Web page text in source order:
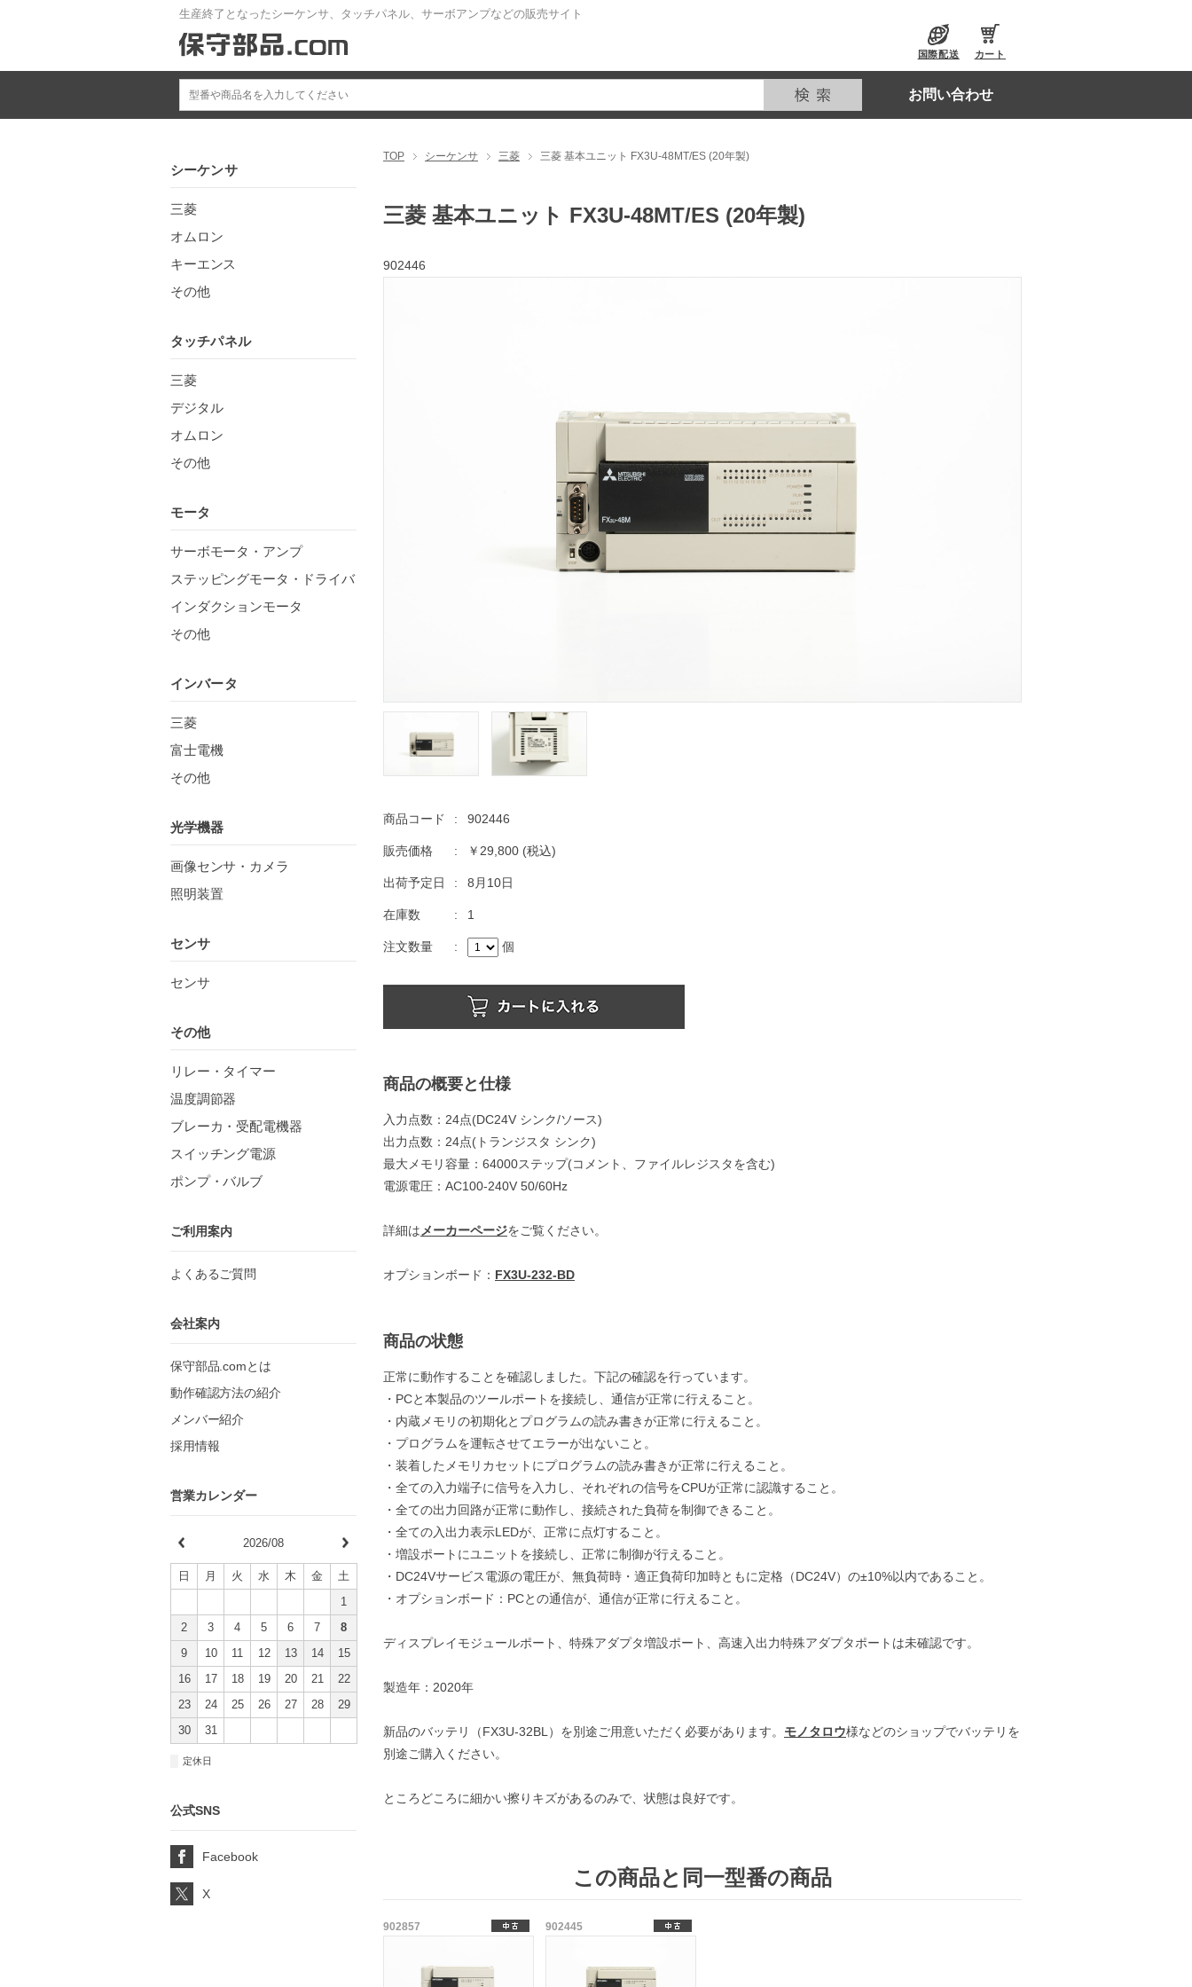
生産終了となったシーケンサ、タッチパネル、サーボアンプなどの販売サイト
国際配送 カート
お問い合わせ
TOP シーケンサ 三菱 三菱 基本ユニット FX3U-48MT/ES (20年製)
三菱 基本ユニット FX3U-48MT/ES (20年製)
902446
商品コード : 902446
販売価格 : ￥29,800 (税込)
出荷予定日 : 8月10日
在庫数 : 1
注文数量 : 個
商品の概要と仕様
入力点数：24点(DC24V シンク/ソース)
出力点数：24点(トランジスタ シンク)
最大メモリ容量：64000ステップ(コメント、ファイルレジスタを含む)
電源電圧：AC100-240V 50/60Hz
詳細は メーカーページをご覧ください。
オプションボード： FX3U-232-BD
商品の状態
正常に動作することを確認しました。下記の確認を行っています。
・PCと本製品のツールポートを接続し、通信が正常に行えること。
・内蔵メモリの初期化とプログラムの読み書きが正常に行えること。
・プログラムを運転させてエラーが出ないこと。
・装着したメモリカセットにプログラムの読み書きが正常に行えること。
・全ての入力端子に信号を入力し、それぞれの信号をCPUが正常に認識すること。
・全ての出力回路が正常に動作し、接続された負荷を制御できること。
・全ての入出力表示LEDが、正常に点灯すること。
・増設ポートにユニットを接続し、正常に制御が行えること。
・DC24Vサービス電源の電圧が、無負荷時・適正負荷印加時ともに定格（DC24V）の±10%以内であること。
・オプションボード：PCとの通信が、通信が正常に行えること。
ディスプレイモジュールポート、特殊アダプタ増設ポート、高速入出力特殊アダプタポートは未確認です。
製造年：2020年
新品のバッテリ（FX3U-32BL）を別途ご用意いただく必要があります。 モノタロウ様などのショップでバッテリを
別途ご購入ください。
ところどころに細かい擦りキズがあるのみで、状態は良好です。
この商品と同一型番の商品
902857 902445
シーケンサ
三菱
オムロン
キーエンス
その他
タッチパネル
三菱
デジタル
オムロン
その他
モータ
サーボモータ・アンプ
ステッピングモータ・ドライバ
インダクションモータ
その他
インバータ
三菱
富士電機
その他
光学機器
画像センサ・カメラ
照明装置
センサ
センサ
その他
リレー・タイマー
温度調節器
ブレーカ・受配電機器
スイッチング電源
ポンプ・バルブ
ご利用案内
よくあるご質問
会社案内
保守部品.comとは
動作確認方法の紹介
メンバー紹介
採用情報
営業カレンダー
2026/08
日 月 火 水 木 金
土
1
2
3 4 5 6 7
8
9
10 11 12 13 14
15
16
17 18 19 20 21
22
23
24 25 26 27 28
29
30
31
定休日
公式SNS
Facebook
X